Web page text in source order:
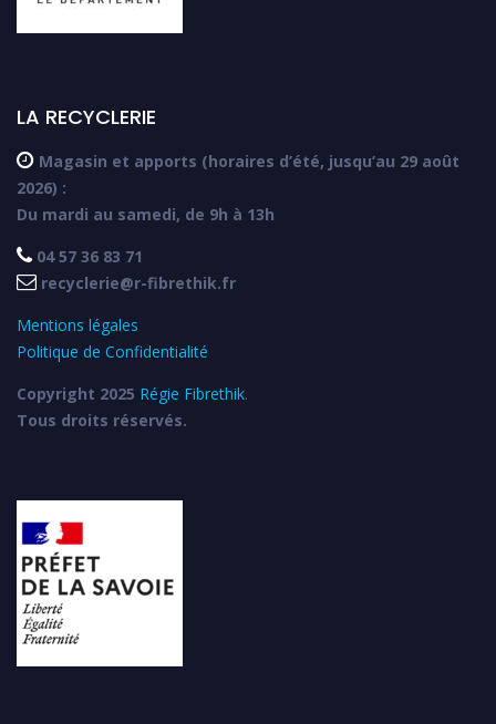
LA RECYCLERIE
 Magasin et apports (horaires d’été, jusqu’au 29 août
2026) :
Du mardi au samedi, de 9h à 13h
 04 57 36 83 71
 recyclerie@r-fibrethik.fr
Mentions légales
Politique de Confidentialité
Copyright 2025 Régie Fibrethik.
Tous droits réservés.